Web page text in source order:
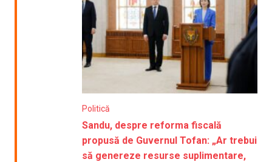
Politică
Sandu, despre reforma fiscală
propusă de Guvernul Tofan: „Ar trebui
să genereze resurse suplimentare,